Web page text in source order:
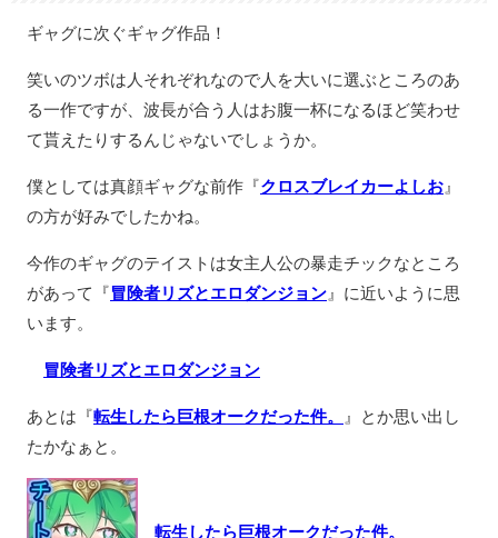
ギャグに次ぐギャグ作品！
笑いのツボは人それぞれなので人を大いに選ぶところのあ
る一作ですが、波長が合う人はお腹一杯になるほど笑わせ
て貰えたりするんじゃないでしょうか。
僕としては真顔ギャグな前作『クロスブレイカーよしお 』
の方が好みでしたかね。
今作のギャグのテイストは女主人公の暴走チックなところ
があって『冒険者リズとエロダンジョン 』に近いように思
います。
冒険者リズとエロダンジョン
あとは『転生したら巨根オークだった件。
』とか思い出し
たかなぁと。
転生したら巨根オークだった件。